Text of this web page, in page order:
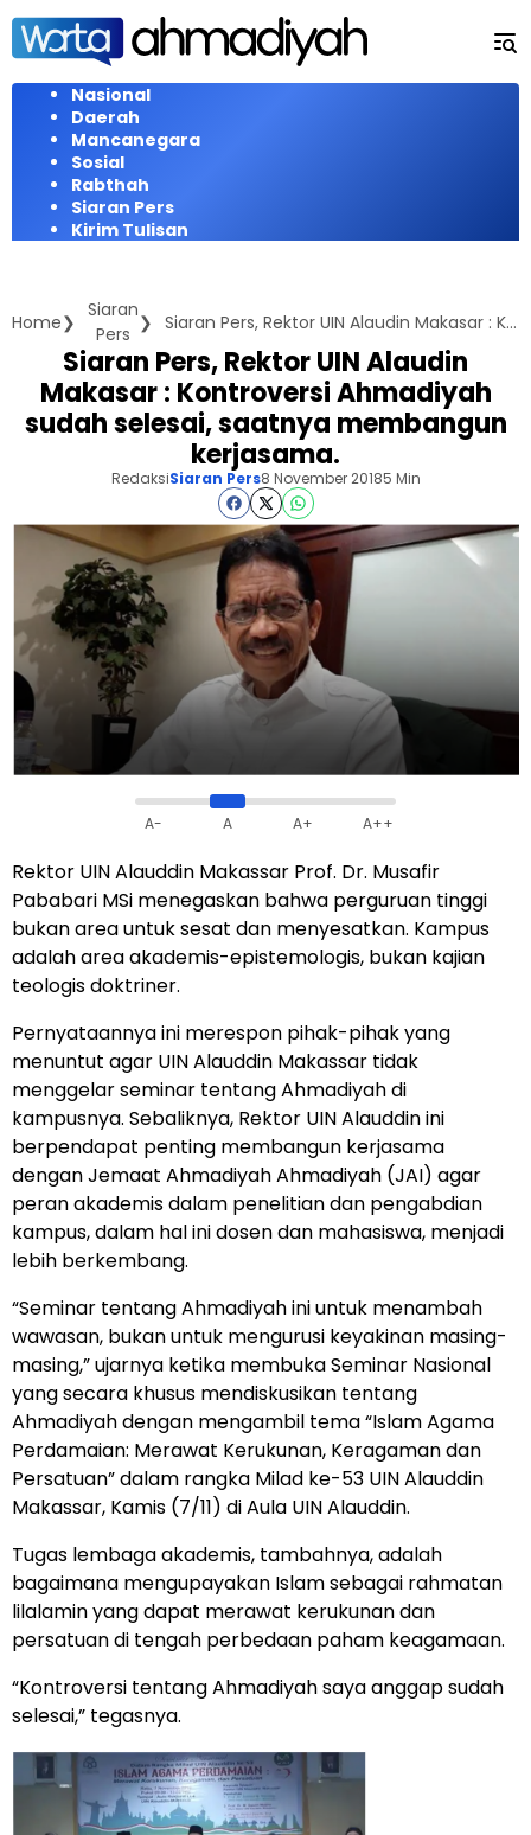
Langsung
konten
Nasional
Daerah
Mancanegara
Sosial
Rabthah
Siaran Pers
Kirim Tulisan
Home
Siaran
Pers
Siaran Pers, Rektor UIN Alaudin Makasar : Kontroversi Ahmadiyah sudah selesai, saatnya membangun kerjasama.
Siaran Pers, Rektor UIN Alaudin
Makasar : Kontroversi Ahmadiyah
sudah selesai, saatnya membangun
kerjasama.
RedaksiSiaran Pers8 November 20185 Min
A- A A+ A++
Rektor UIN Alauddin Makassar Prof. Dr. Musafir
Pababari MSi menegaskan bahwa perguruan tinggi
bukan area untuk sesat dan menyesatkan. Kampus
adalah area akademis-epistemologis, bukan kajian
teologis doktriner.
Pernyataannya ini merespon pihak-pihak yang
menuntut agar UIN Alauddin Makassar tidak
menggelar seminar tentang Ahmadiyah di
kampusnya. Sebaliknya, Rektor UIN Alauddin ini
berpendapat penting membangun kerjasama
dengan Jemaat Ahmadiyah Ahmadiyah (JAI) agar
peran akademis dalam penelitian dan pengabdian
kampus, dalam hal ini dosen dan mahasiswa, menjadi
lebih berkembang.
“Seminar tentang Ahmadiyah ini untuk menambah
wawasan, bukan untuk mengurusi keyakinan masing-
masing,” ujarnya ketika membuka Seminar Nasional
yang secara khusus mendiskusikan tentang
Ahmadiyah dengan mengambil tema “Islam Agama
Perdamaian: Merawat Kerukunan, Keragaman dan
Persatuan” dalam rangka Milad ke-53 UIN Alauddin
Makassar, Kamis (7/11) di Aula UIN Alauddin.
Tugas lembaga akademis, tambahnya, adalah
bagaimana mengupayakan Islam sebagai rahmatan
lilalamin yang dapat merawat kerukunan dan
persatuan di tengah perbedaan paham keagamaan.
“Kontroversi tentang Ahmadiyah saya anggap sudah
selesai,” tegasnya.